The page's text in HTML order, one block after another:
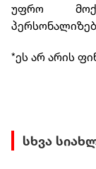
უფრო
*ეს არ არის
სხვა